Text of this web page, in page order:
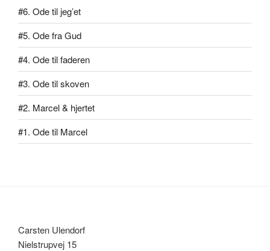
#6. Ode til jeg’et
#5. Ode fra Gud
#4. Ode til faderen
#3. Ode til skoven
#2. Marcel & hjertet
#1. Ode til Marcel
Carsten Ulendorf
Nielstrupvej 15